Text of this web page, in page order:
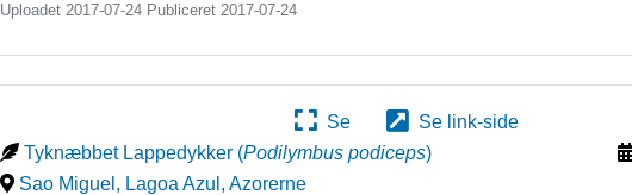
Uploadet 2017-07-24 Publiceret2017-07-24
Se
Se link-side
Tyknæbbet Lappedykker (Podilymbus podiceps)
Sao Miguel, Lagoa Azul ,Azorerne